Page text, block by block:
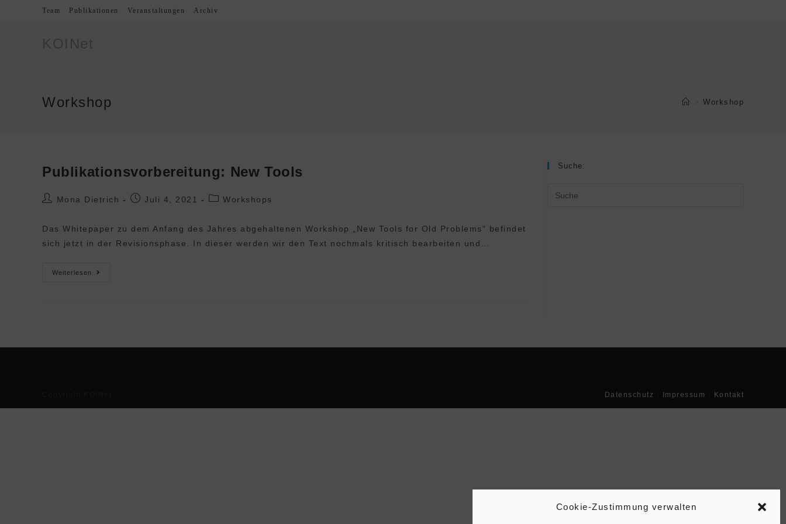
Cookie-Zustimmung verwalten
Team Publikationen Veranstaltungen Archiv
Workshop Workshop
Publikationsvorbereitung: New Tools
Mona Dietrich Juli 4, 2021 Workshops
Das Whitepaper zu dem Anfang des Jahres abgehaltenen Workshop „New Tools for Old Problems“ befindet
sich jetzt in der Revisionsphase. In dieser werden wir den Text nochmals kritisch bearbeiten und…
Weiterlesen
Suche:
Datenschutz Impressum Kontakt